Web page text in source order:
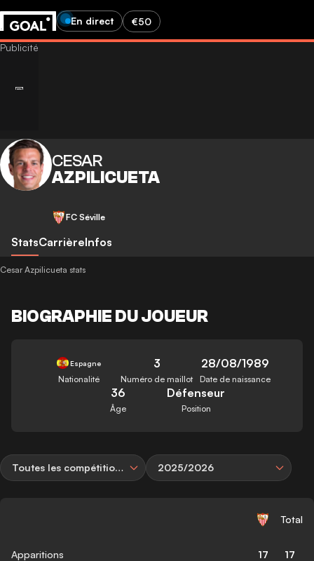
En direct €50
CESAR
AZPILICUETA
FC Séville
StatsCarrièreInfos
Cesar Azpilicueta stats
BIOGRAPHIE DU JOUEUR
Espagne
Nationalité
3
Numéro de maillot
28/08/1989
Date de naissance
36
Âge
Défenseur
Position
Toutes les compétitions 2025/2026
Total
Apparitions 17 17